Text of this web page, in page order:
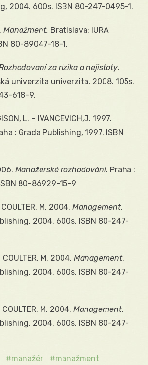
2004. 600s. ISBN 80-247-0495-1.
Manažment. Bratislava: IURA
80-89047-18-1.
Rozhodovaní za rizika a nejistoty.
univerzita univerzita, 2008. 105s.
618-9.
L. – IVANCEVICH,J. 1997.
: Grada Publishing, 1997. ISBN
Manažerské rozhodování. Praha :
80-86929-15-9
M. 2004. Management.
2004. 600s. ISBN 80-247-
COULTER, M. 2004. Management.
2004. 600s. ISBN 80-247-
COULTER, M. 2004. Management.
2004. 600s. ISBN 80-247-
manažér
manažment